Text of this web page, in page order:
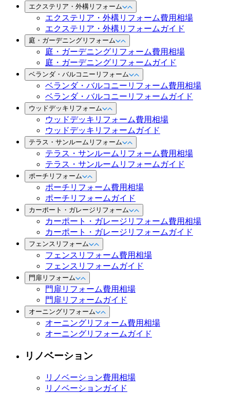
エクステリア・外構リフォーム
エクステリア・外構リフォーム費用相場
エクステリア・外構リフォームガイド
庭・ガーデニングリフォーム
庭・ガーデニングリフォーム費用相場
庭・ガーデニングリフォームガイド
ベランダ・バルコニーリフォーム
ベランダ・バルコニーリフォーム費用相場
ベランダ・バルコニーリフォームガイド
ウッドデッキリフォーム
ウッドデッキリフォーム費用相場
ウッドデッキリフォームガイド
テラス・サンルームリフォーム
テラス・サンルームリフォーム費用相場
テラス・サンルームリフォームガイド
ポーチリフォーム
ポーチリフォーム費用相場
ポーチリフォームガイド
カーポート・ガレージリフォーム
カーポート・ガレージリフォーム費用相場
カーポート・ガレージリフォームガイド
フェンスリフォーム
フェンスリフォーム費用相場
フェンスリフォームガイド
門扉リフォーム
門扉リフォーム費用相場
門扉リフォームガイド
オーニングリフォーム
オーニングリフォーム費用相場
オーニングリフォームガイド
リノベーション
リノベーション費用相場
リノベーションガイド